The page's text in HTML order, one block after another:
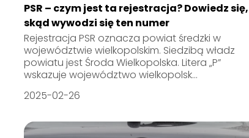
PSR – czym jest ta rejestracja? Dowiedz się,
skąd wywodzi się ten numer
Rejestracja PSR oznacza powiat średzki w
województwie wielkopolskim. Siedzibą władz
powiatu jest Środa Wielkopolska. Litera „P”
wskazuje województwo wielkopolsk...
2025-02-26